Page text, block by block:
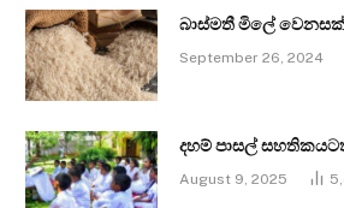
බාස්මතී මිලේ
September 26, 2024
දහම් පාසල්
August 9, 2025